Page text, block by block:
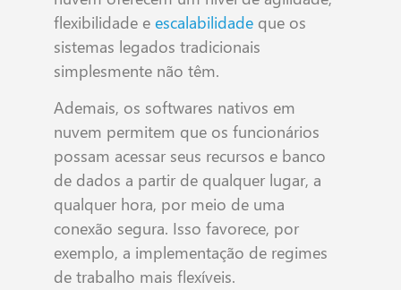
flexibilidade e escalabilidade que os
sistemas legados tradicionais
simplesmente não têm.
Ademais, os softwares nativos em
nuvem permitem que os funcionários
possam acessar seus recursos e banco
de dados a partir de qualquer lugar, a
qualquer hora, por meio de uma
conexão segura. Isso favorece, por
exemplo, a implementação de regimes
de trabalho mais flexíveis.